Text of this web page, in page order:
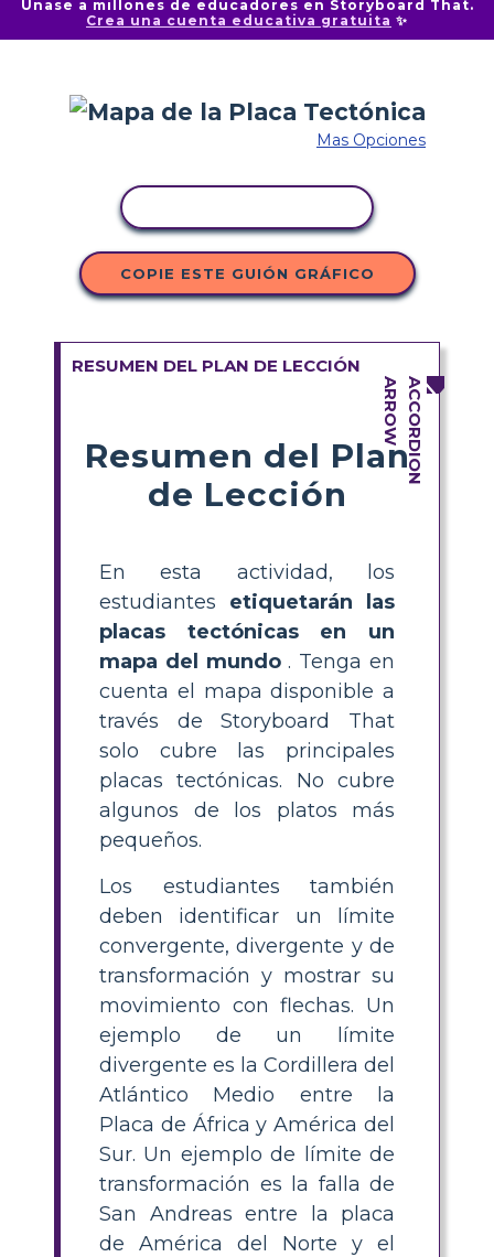
Únase a millones de educadores en Storyboard That.
Crea una cuenta educativa gratuita ✨
Mas Opciones
COPIE ESTE GUIÓN GRÁFICO
RESUMEN DEL PLAN DE LECCIÓN
Resumen del Plan
de Lección
En esta actividad, los
estudiantes etiquetarán las
placas tectónicas en un
mapa del mundo. Tenga en
cuenta el mapa disponible a
través de Storyboard That
solo cubre las principales
placas tectónicas. No cubre
algunos de los platos más
pequeños.
Los estudiantes también
deben identificar un límite
convergente, divergente y de
transformación y mostrar su
movimiento con flechas. Un
ejemplo de un límite
divergente es la Cordillera del
Atlántico Medio entre la
Placa de África y América del
Sur. Un ejemplo de límite de
transformación es la falla de
San Andreas entre la placa
de América del Norte y el